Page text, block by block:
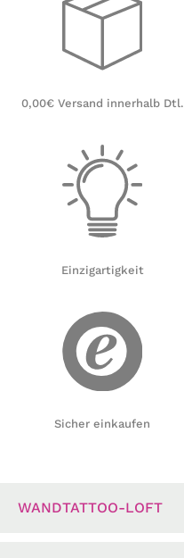
0,00€ Versand innerhalb Dtl.
Einzigartigkeit
Sicher einkaufen
WANDTATTOO-LOFT